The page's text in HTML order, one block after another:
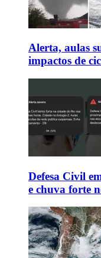
Alerta, aulas
impactos de
Defesa Civil
e chuva forte